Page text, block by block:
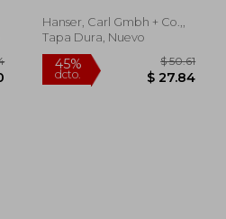
Hanser, Carl Gmbh + Co.,,
Tapa Dura, Nuevo